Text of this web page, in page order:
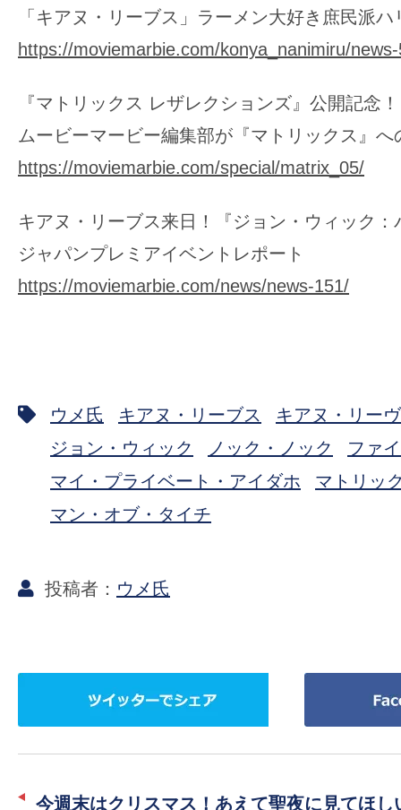
「キアヌ・リーブス」ラーメン大好き庶民派
https://moviemarbie.com/konya_nanimiru/
『マトリックス レザレクションズ』公開記念！
ムービーマービー編集部が『マトリックス』へ
https://moviemarbie.com/special/matrix_05/
キアヌ・リーブス来日！『ジョン・ウィック：
ジャパンプレミアイベントレポート
https://moviemarbie.com/news/news-151/
ウメ氏 キアヌ・リーブス
キアヌ・リー
ジョン・ウィック
ノック・ノック
ファ
マイ・プライベート・アイダホ
マトリッ
マン・オブ・タイチ
ウメ氏
ー
今週末はクリスマス！あえて聖夜に見てほし